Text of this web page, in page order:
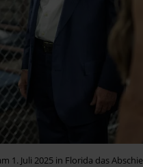
1. Juli 2025 in Florida das